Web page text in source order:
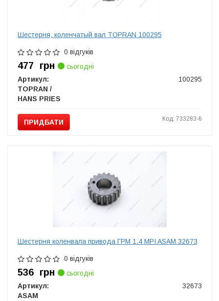
Шестерня, коленчатый вал TOPRAN 100295
0 відгуків
477 грн
сьогодні
Артикул:
100295
TOPRAN /
HANS PRIES
ПРИДБАТИ Код: 733283-6
Шестерня коленвала привода ГРМ 1.4 MPI ASAM 32673
0 відгуків
536 грн
сьогодні
Артикул:
32673
ASAM